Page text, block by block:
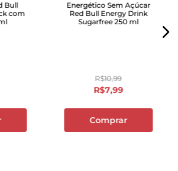
Bull
com
Energético Sem Açúcar
Red Bull Energy Drink
Sugarfree 250 ml
R$10,99
R$7,99
Comprar